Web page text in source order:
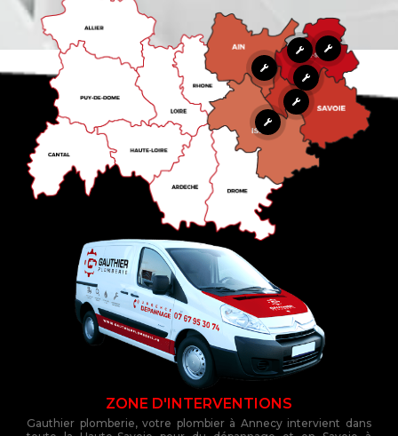
ZONE D'INTERVENTIONS
Gauthier plomberie, votre plombier à Annecy intervient dans